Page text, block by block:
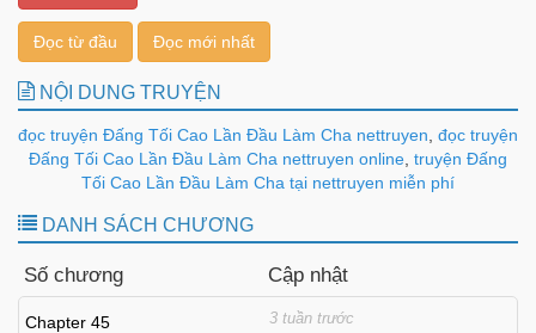
Đọc từ đầu Đọc mới nhất
NỘI DUNG TRUYỆN
đọc truyện Đấng Tối Cao Lần Đầu Làm Cha nettruyen đọc truyện
Đấng Tối Cao Lần Đầu Làm Cha nettruyen online truyện Đấng
Tối Cao Lần Đầu Làm Cha tại nettruyen miễn phí
DANH SÁCH CHƯƠNG
Số chương Cập nhật
Chapter 45 3 tuần trước